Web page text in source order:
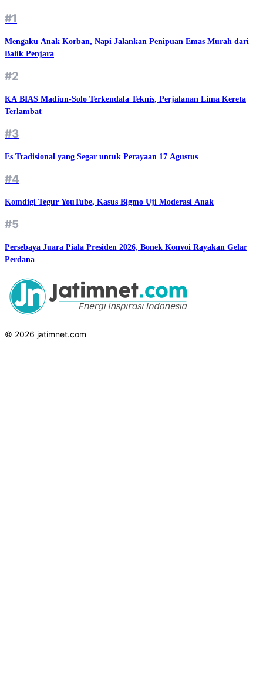
#1
Mengaku Anak Korban, Napi Jalankan Penipuan Emas Murah dari
Balik Penjara
#2
KA BIAS Madiun-Solo Terkendala Teknis, Perjalanan Lima Kereta
Terlambat
#3
Es Tradisional yang Segar untuk Perayaan 17 Agustus
#4
Komdigi Tegur YouTube, Kasus Bigmo Uji Moderasi Anak
#5
Persebaya Juara Piala Presiden 2026, Bonek Konvoi Rayakan Gelar
Perdana
© 2026 jatimnet.com